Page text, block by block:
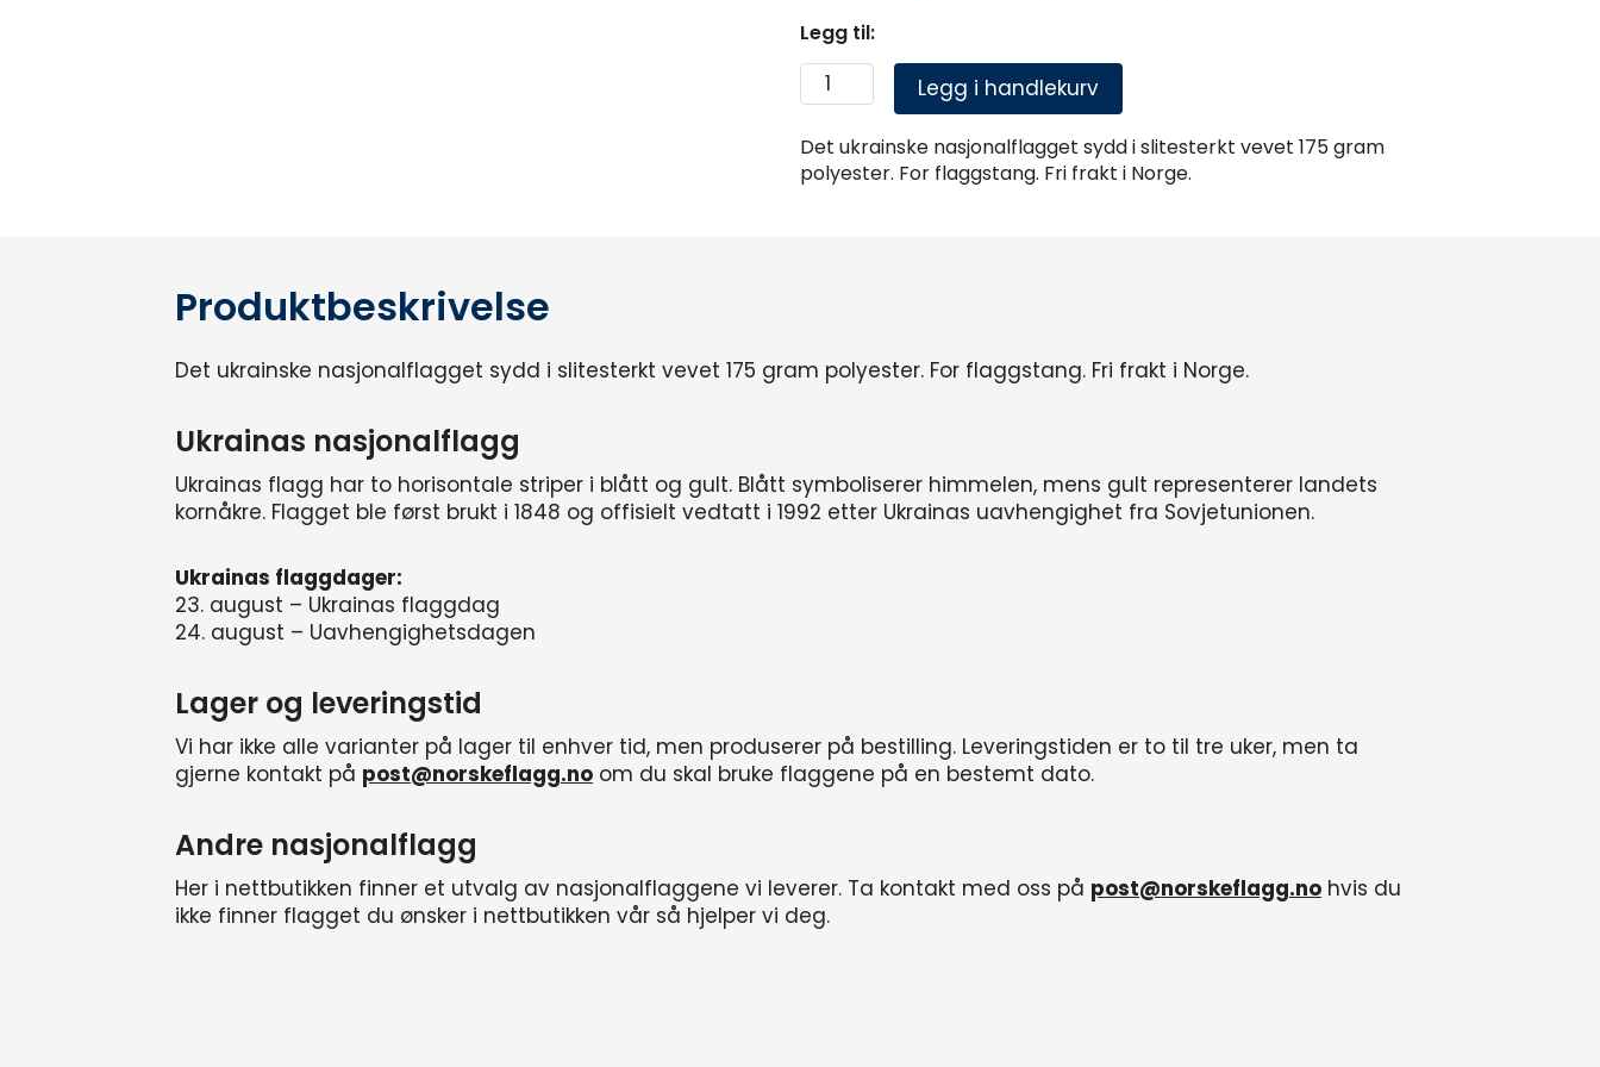
Legg til:
Legg i handlekurv
Det ukrainske nasjonalflagget sydd i slitesterkt vevet 175 gram
polyester. For flaggstang. Fri frakt i Norge.
Produktbeskrivelse
Det ukrainske nasjonalflagget sydd i slitesterkt vevet 175 gram polyester. For flaggstang. Fri frakt i Norge.
Ukrainas nasjonalflagg
Ukrainas flagg har to horisontale striper i blått og gult. Blått symboliserer himmelen, mens gult representerer landets
kornåkre. Flagget ble først brukt i 1848 og offisielt vedtatt i 1992 etter Ukrainas uavhengighet fra Sovjetunionen.
Ukrainas flaggdager:
23. august – Ukrainas flaggdag
24. august – Uavhengighetsdagen
Lager og leveringstid
Vi har ikke alle varianter på lager til enhver tid, men produserer på bestilling. Leveringstiden er to til tre uker, men ta
gjerne kontakt på post@norskeflagg.no om du skal bruke flaggene på en bestemt dato.
Andre nasjonalflagg
Her i nettbutikken finner et utvalg av nasjonalflaggene vi leverer. Ta kontakt med oss på post@norskeflagg.no hvis du
ikke finner flagget du ønsker i nettbutikken vår så hjelper vi deg.